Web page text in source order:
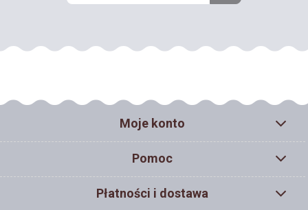
Moje konto
Pomoc
Płatności i dostawa